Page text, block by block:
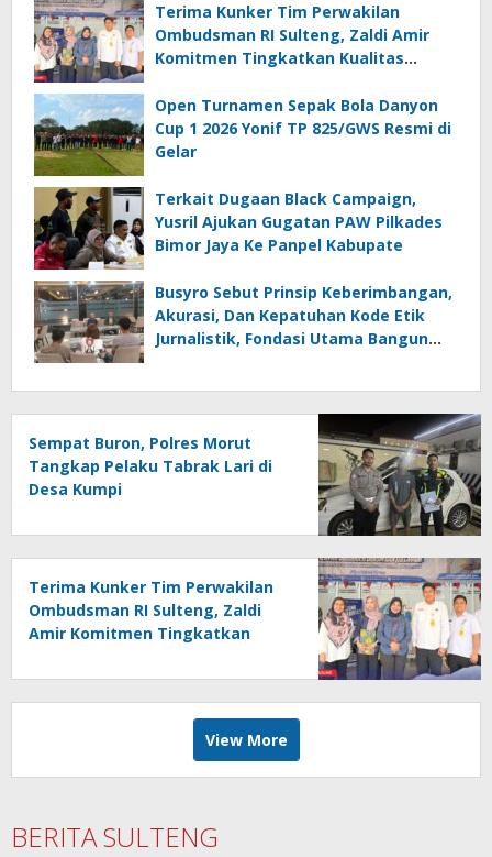
Terima Kunker Tim Perwakilan
Ombudsman RI Sulteng, Zaldi Amir
Komitmen Tingkatkan Kualitas
Mal Administrasi
Open Turnamen Sepak Bola Danyon
Cup 1 2026 Yonif TP 825/GWS Resmi di
Gelar
Terkait Dugaan Black Campaign,
Yusril Ajukan Gugatan PAW Pilkades
Bimor Jaya Ke Panpel Kabupate
Busyro Sebut Prinsip Keberimbangan,
Akurasi, Dan Kepatuhan Kode Etik
Jurnalistik, Fondasi Utama Bangun
Sempat Buron, Polres Morut
Tangkap Pelaku Tabrak Lari di
Desa Kumpi
Terima Kunker Tim Perwakilan
Ombudsman RI Sulteng, Zaldi
Amir Komitmen Tingkatkan
Akuntabel Bebas Mal
Administrasi
View More
BERITA SULTENG